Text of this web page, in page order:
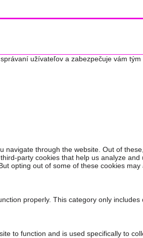
užívateľov a zabezpečuje vám
navigate through the website. Out of
party cookies that help us analyze
opting out of some of these cookies may
properly. This category only
to function and is used specifically to